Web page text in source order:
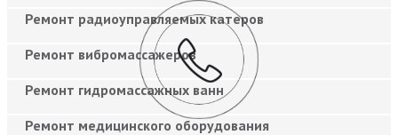
Ремонт радиоуправляемых катеров
Ремонт вибромассажеров
Ремонт гидромассажных ванн
Ремонт медицинского оборудования